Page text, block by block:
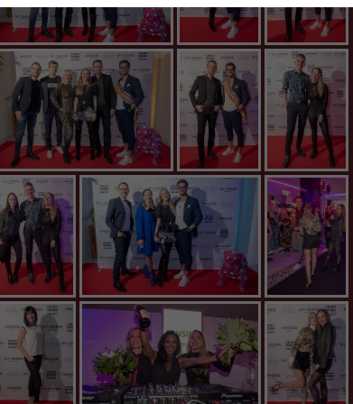
#glamnightleipzig
#glamnightleipzig INNSIDE meets
Fashion Event 13.02.2019
#glamnightleipzig
#glamnightleipzig
INNSIDE
meets
Fashion Event
13.02.2019
#glamnightleipzig
#glamnightleipzig
INNSIDE
meets
Fashion Event
13.02.2019
#glamnightleipzig
#glamnightleipzig INNSIDE meets
Fashion Event 13.02.2019
#glamnightleipzig
#glamnightleipzig
INNSIDE
meets
Fashion Event
13.02.2019
#glamnightleipzig
#glamnightleipzig
INNSIDE
meets
Fashion Event
13.02.2019
#glamnightleipzig
#glamnightleipzig
INNSIDE
meets
#glamnightleipzig
#glamnightleipzig INNSIDE meets
Fashion Event 13.02.2019
#glamnightleipzig
#glamnightleipzig
INNSIDE
meets